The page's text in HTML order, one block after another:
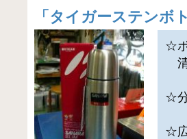
「 タイガーステンボ
☆
☆
☆広